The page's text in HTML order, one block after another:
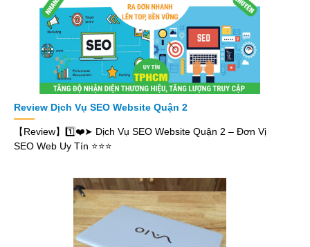
Review Dịch Vụ SEO Website Quận 2
【Review】1️⃣❤️➤ Dịch Vụ SEO Website Quận 2 – Đơn Vị
SEO Web Uy Tín ⭐⭐⭐